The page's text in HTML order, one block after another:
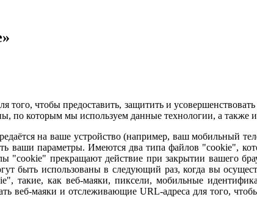
того, чтобы предоставить, защитить и
по которым мы используем данные технологии, а также
на ваше устройство (например, ваш мобильный
ваши параметры. Имеются два типа файлов "cookie",
"cookie" прекращают действие при закрытии вашего
быть использованы в следующий раз, когда вы
такие, как веб-маяки, пиксели, мобильные
веб-маяки и отслеживающие URL-адреса для того,